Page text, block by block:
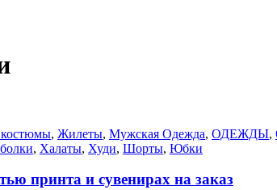
, Жилеты, Мужская Одежда, ОДЕЖДЫ,
, Халаты, Худи, Шорты, Юбки
принта и сувенирах на заказ